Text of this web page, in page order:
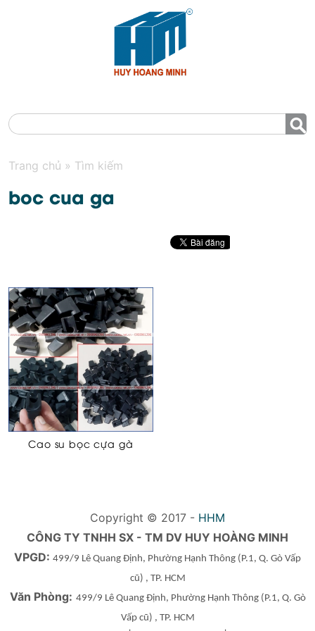
Trang chủ » Tìm kiếm
boc cua ga
Cao su bọc cựa gà
Copyright © 2017 - HHM
CÔNG TY TNHH SX - TM DV HUY HOÀNG MINH
VPGD: 499/9 Lê Quang Định, Phường Hạnh Thông (P.1, Q. Gò Vấp
cũ) , TP. HCM
Văn Phòng: 499/9 Lê Quang Định, Phường Hạnh Thông(P.1, Q. Gò
Vấp cũ) , TP. HCM